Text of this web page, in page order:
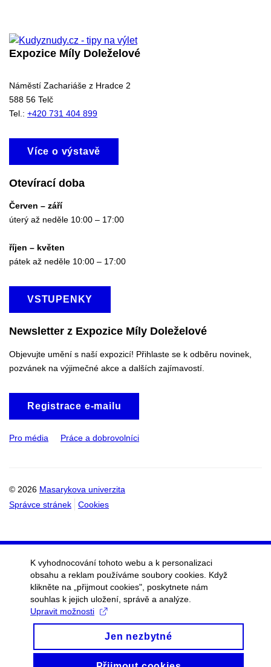
Expozice Míly Doleželové
Náměstí Zachariáše z Hradce 2
588 56 Telč
Tel.: +420 731 404 899
Více o výstavě
Otevírací doba
Červen – září
úterý až neděle 10:00 – 17:00
říjen – květen
pátek až neděle 10:00 – 17:00
VSTUPENKY
Newsletter z Expozice Míly Doleželové
Objevujte umění s naší expozicí! Přihlaste se k odběru novinek,
pozvánek na výjimečné akce a dalších zajímavostí.
Registrace e-mailu
Pro média Práce a dobrovolníci
© 2026 Masarykova univerzita
Správce stránek
Cookies
K vyhodnocování tohoto webu a k personalizaci
obsahu a reklam používáme soubory cookies. Když
klikněte na „přijmout cookies", poskytnete nám
souhlas k jejich uložení, správě a analýze.
Upravit možnosti
Jen nezbytné